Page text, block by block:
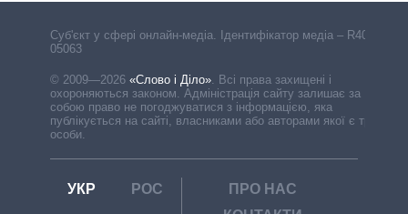
Cуб'єкт у сфері онлайн-медіа. Ідентифікатор медіа – R40-
05063
© 2009—2026 «Слово і Діло». Всі права захищені і
охороняються законом. Адміністрація сайту залишає за
собою право не погоджуватися з інформацією, яка
публікується на сайті, власниками або авторами якої є треті
особи.
УКР РОС
ПРО НАС